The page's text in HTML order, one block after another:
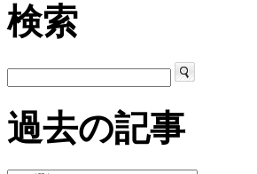
検索
過去の記事